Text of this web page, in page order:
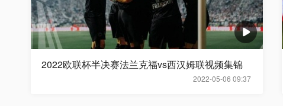
2022-05-06 09:37
2022欧联杯半决赛法兰克福vs西汉姆联视频集锦